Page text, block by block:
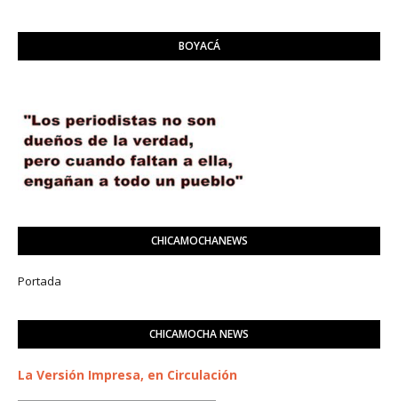
BOYACÁ
CHICAMOCHANEWS
Portada
CHICAMOCHA NEWS
La Versión Impresa, en Circulación